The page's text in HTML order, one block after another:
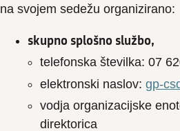
na svojem sedežu organizirano:
skupno splošno službo,
telefonska številka: 07
elektronski naslov: gp-
vodja organizacijske
direktorica